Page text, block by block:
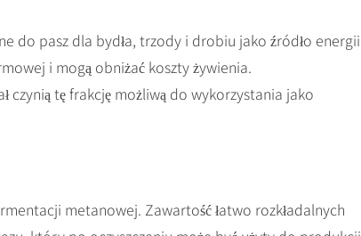
do pasz dla bydła, trzody i drobiu jako źródło energii
i mogą obniżać koszty żywienia.
czynią tę frakcję możliwą do wykorzystania jako
metanowej. Zawartość łatwo rozkładalnych